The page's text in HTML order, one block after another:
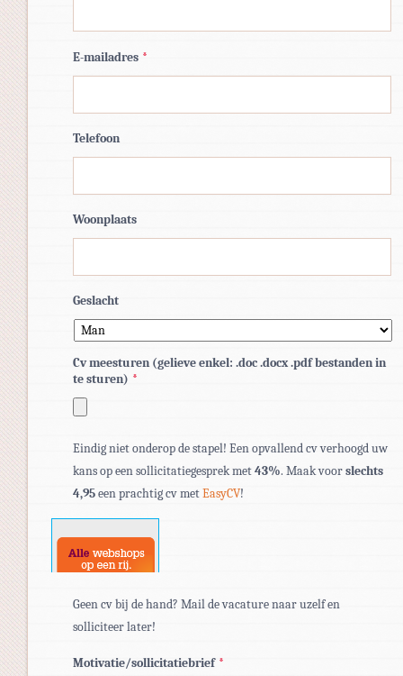
E-mailadres *
Telefoon
Woonplaats
Geslacht
Cv meesturen (gelieve enkel: .doc .docx .pdf bestanden in
te sturen) *
bestandstypen:
pdf,
doc,
docx.
Eindig niet onderop de stapel! Een opvallend cv verhoogd uw
kans op een sollicitatiegesprek met43%. Maak voorslechts
4,95een prachtig cv metEasyCV!
Geen cv bij de hand? Mail de vacature naar uzelf en
solliciteer later!
Motivatie/sollicitatiebrief *